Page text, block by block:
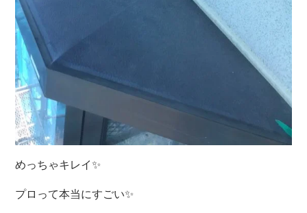
めっちゃキレイ✨
プロって本当にすごい✨